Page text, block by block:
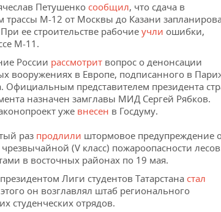
Петушенко сообщил, что сдача в
трассы М-12 от Москвы до Казани
ее строительстве рабочиеучли ошибки,
М-11.
России рассмотрит вопрос о денонсации
вооружениях в Европе, подписанного в
Официальным представителем президента
назначен замглавы МИД Сергей Рябков.
уже внесен в Госдуму.
раз продлили штормовое предупреждение
(V класс) пожароопасности
в восточных районах по 19 мая.
Лиги студентов Татарстана стал
он возглавлял штаб регионального
студенческих отрядов.